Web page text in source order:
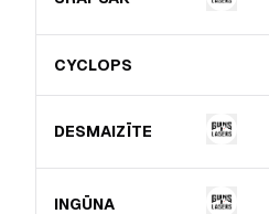
CYCLOPS
DESMAIZĪTE
INGŪNA